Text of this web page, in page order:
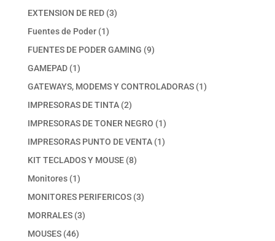
EXTENSION DE RED 33
Fuentes de Poder 11
producto
FUENTES DE PODER GAMING 99
GAMEPAD 11
producto
GATEWAYS, MODEMS Y CONTROLADORAS 11
IMPRESORAS DE TINTA 22
productos
IMPRESORAS DE TONER NEGRO 11
producto
IMPRESORAS PUNTO DE VENTA 11
KIT TECLADOS Y MOUSE 88
Monitores 11
producto
MONITORES PERIFERICOS 33
MORRALES 33
MOUSES 4646